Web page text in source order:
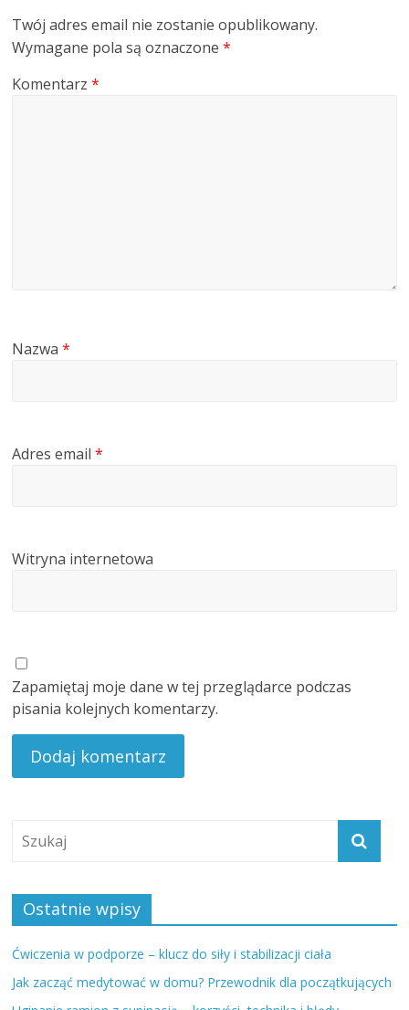
Twój adres email nie zostanie opublikowany.
Wymagane pola są oznaczone*
Komentarz*
Nazwa*
Adres email*
Witryna internetowa
Zapamiętaj moje dane w tej przeglądarce podczas
pisania kolejnych komentarzy.
Ostatnie wpisy
Ćwiczenia w podporze – klucz do siły i stabilizacji ciała
Jak zacząć medytować w domu? Przewodnik dla początkujących